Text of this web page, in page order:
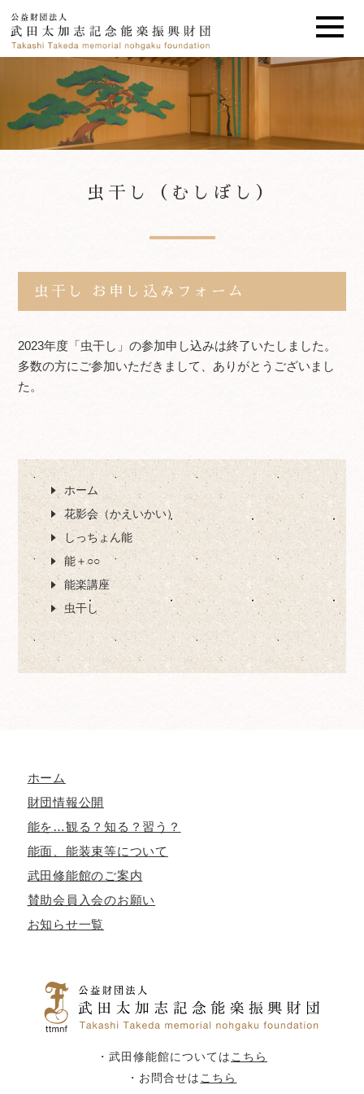
虫干し（むしぼし）
虫干し お申し込みフォーム
2023年度「虫干し」の参加申し込みは終了いたしました。
多数の方にご参加いただきまして、ありがとうございまし
た。
ホーム
花影会（かえいかい）
しっちょん能
能＋○○
能楽講座
虫干し
ホーム
財団情報公開
能を…観る？知る？習う？
能面、能装束等について
武田修能館のご案内
賛助会員入会のお願い
お知らせ一覧
・武田修能館についてはこちら
・お問合せはこちら